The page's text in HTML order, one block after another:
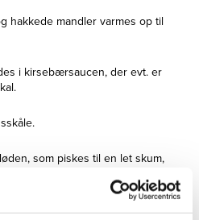
hakkede mandler varmes op til
i kirsebærsaucen, der evt. er
som piskes til en let skum,